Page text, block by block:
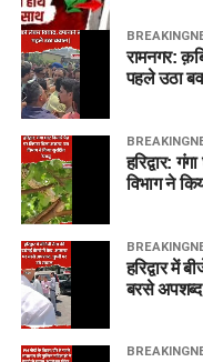
रामनगर:
पहले उठा
हरिद्वार:
विभाग ने
हरिद्वार में
बरसे